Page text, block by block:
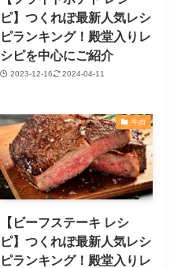
ピ】つくれぽ最新人気レシ
ピランキング！殿堂入りレ
シピを中心にご紹介
2023-12-16 2024-04-11
牛肉
【ビーフステーキ レシ
ピ】つくれぽ最新人気レシ
ピランキング！殿堂入りレ